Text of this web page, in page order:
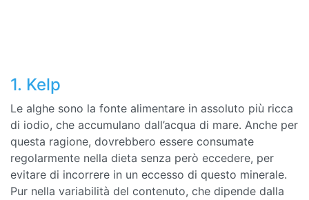
1. Kelp
Le alghe sono la fonte alimentare in assoluto più ricca
di iodio, che accumulano dall’acqua di mare. Anche per
questa ragione, dovrebbero essere consumate
regolarmente nella dieta senza però eccedere, per
evitare di incorrere in un eccesso di questo minerale.
Pur nella variabilità del contenuto, che dipende dalla